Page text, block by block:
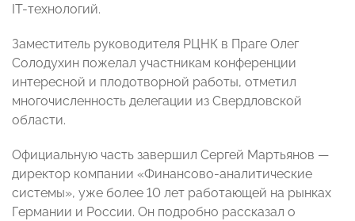
IT-технологий.
Заместитель руководителя РЦНК в Праге Олег
Солодухин пожелал участникам конференции
интересной и плодотворной работы, отметил
многочисленность делегации из Свердловской
области.
Официальную часть завершил Сергей Мартьянов —
директор компании «Финансово-аналитические
системы», уже более 10 лет работающей на рынках
Германии и России. Он подробно рассказал о